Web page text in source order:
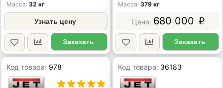
Масса 32 кг
Узнать цену
Заказать
Масса 379 кг
680 000 p
Заказать
Код товара: 978 Код товара: 36183